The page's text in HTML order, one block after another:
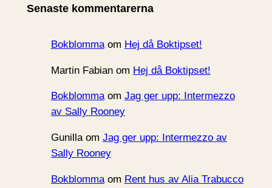
v
Senaste kommentarerna
Bokblommaom Hej då Boktipset!
Martin Fabianom Hej då Boktipset!
Bokblommaom Jag ger upp: Intermezzo
av Sally Rooney
Gunillaom Jag ger upp: Intermezzo av
Sally Rooney
Bokblommaom Rent hus av Alia Trabucco